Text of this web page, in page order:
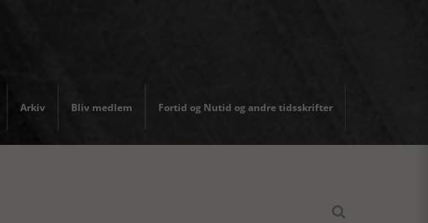
Arkiv Bliv medlem Fortid og Nutid og andre tidsskrifter
